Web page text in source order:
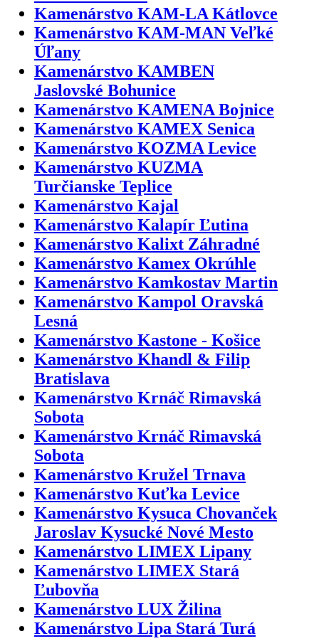
Kamenárstvo KAM-LA Kátlovce
Kamenárstvo KAM-MAN Veľké
Úľany
Kamenárstvo KAMBEN
Jaslovské Bohunice
Kamenárstvo KAMENA Bojnice
Kamenárstvo KAMEX Senica
Kamenárstvo KOZMA Levice
Kamenárstvo KUZMA
Turčianske Teplice
Kamenárstvo Kajal
Kamenárstvo Kalapír Ľutina
Kamenárstvo Kalixt Záhradné
Kamenárstvo Kamex Okrúhle
Kamenárstvo Kamkostav Martin
Kamenárstvo Kampol Oravská
Lesná
Kamenárstvo Kastone - Košice
Kamenárstvo Khandl & Filip
Bratislava
Kamenárstvo Krnáč Rimavská
Sobota
Kamenárstvo Krnáč Rimavská
Sobota
Kamenárstvo Kružel Trnava
Kamenárstvo Kuťka Levice
Kamenárstvo Kysuca Chovanček
Jaroslav Kysucké Nové Mesto
Kamenárstvo LIMEX Lipany
Kamenárstvo LIMEX Stará
Ľubovňa
Kamenárstvo LUX Žilina
Kamenárstvo Lipa Stará Turá